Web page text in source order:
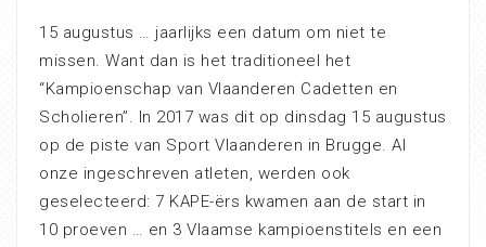
15 augustus … jaarlijks een datum om niet te
missen. Want dan is het traditioneel het
“Kampioenschap van Vlaanderen Cadetten en
Scholieren”. In 2017 was dit op dinsdag 15 augustus
op de piste van Sport Vlaanderen in Brugge. Al
onze ingeschreven atleten, werden ook
geselecteerd: 7 KAPE-ërs kwamen aan de start in
10 proeven … en 3 Vlaamse kampioenstitels en een